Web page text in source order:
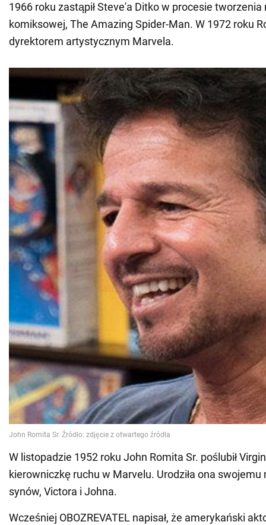
1966 roku zastąpił Steve'a Ditko w procesie
komiksowej, The Amazing Spider-Man. W 1972 roku
dyrektorem artystycznym Marvela.
W listopadzie 1952 roku John Romita Sr. poślubił
kierowniczkę ruchu w Marvelu. Urodziła ona
synów, Victora i Johna.
Wcześniej OBOZREVATEL napisał, że amerykański